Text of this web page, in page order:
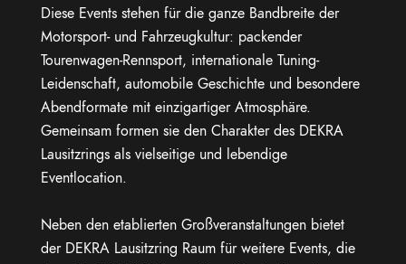
Diese Events stehen für die ganze Bandbreite der
Motorsport- und Fahrzeugkultur: packender
Tourenwagen-Rennsport, internationale Tuning-
Leidenschaft, automobile Geschichte und besondere
Abendformate mit einzigartiger Atmosphäre.
Gemeinsam formen sie den Charakter des DEKRA
Lausitzrings als vielseitige und lebendige
Eventlocation.
Neben den etablierten Großveranstaltungen bietet
der DEKRA Lausitzring Raum für weitere Events, die